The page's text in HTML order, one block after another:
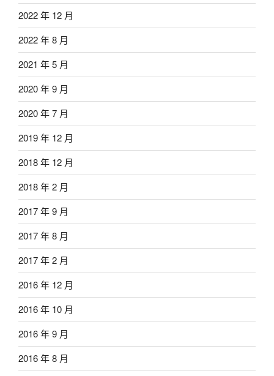
2022 年 12 月
2022 年 8 月
2021 年 5 月
2020 年 9 月
2020 年 7 月
2019 年 12 月
2018 年 12 月
2018 年 2 月
2017 年 9 月
2017 年 8 月
2017 年 2 月
2016 年 12 月
2016 年 10 月
2016 年 9 月
2016 年 8 月